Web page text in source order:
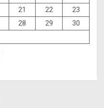
21 22
23
28 29
30